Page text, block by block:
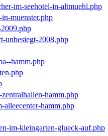
im-seehotel-in-altmuehl.php
muenster.php
unbesiegt-2008.php
hamm.php
hamm.php
hamm.php
im-kleingarten-glueck-auf.php